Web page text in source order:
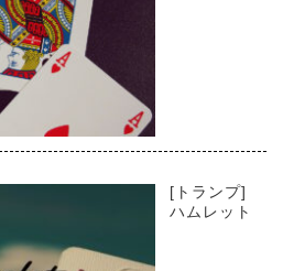
[トランプ]
ハムレット